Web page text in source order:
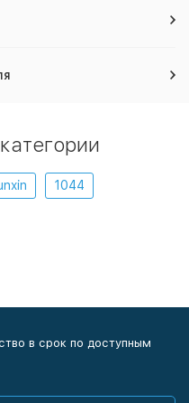
1044
в срок по доступным